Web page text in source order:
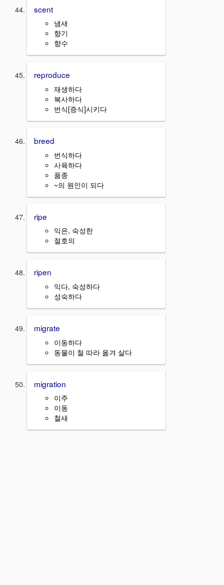
scent
냄새
향기
향수
reproduce
재생하다
복사하다
번식[증식]시키다
breed
번식하다
사육하다
품종
~의 원인이 되다
ripe
익은, 숙성한
절호의
ripen
익다, 숙성하다
성숙하다
migrate
이동하다
동물이 철 따라 옮겨 살다
migration
이주
이동
철새